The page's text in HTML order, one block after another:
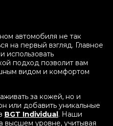
автомобиля не так
на первый взгляд. Главное
использовать
подход позволит вам
видом и комфортом
за кожей, но и
или добавить уникальные
BGT Individual. Наши
высшем уровне, учитывая